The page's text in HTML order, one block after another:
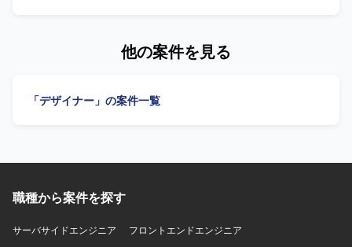
やすさの両立を意識してデザイン品質を高めていただける
フィットするポジションです。 【ポジションの魅力】 請求
ンシステムの構築にも影響力を発揮していただけます。機
ティを高める設計に挑戦できる環境です。 【開発環境】
ン環境を想定しております。フロントエンドとしてReact等
す。 各種AIツールを活用した動くプロトタイプの作成・検
を行っていただきます。 グロースを見据えたLP、オンボー
す。 【求める人物像】 抽象的な事業仮説やユーザー課題を
いくことを能動的に楽しめる方を求めています。 【ポジシ
て、0→1フェーズから体験設計を主導しながら、事業やプ
他の案件を見る
「デザイナー」の案件一覧
職種から案件を探す
サーバサイドエンジニア
フロントエンドエンジニア